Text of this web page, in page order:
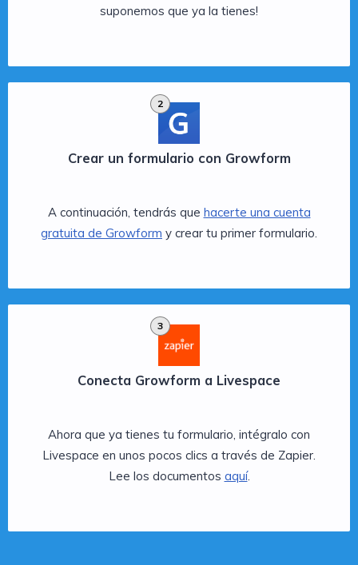
suponemos que ya la tienes!
2
Crear un formulario con Growform
A continuación, tendrás que hacerte una cuenta
gratuita de Growform y crear tu primer formulario.
3
Conecta Growform a Livespace
Ahora que ya tienes tu formulario, intégralo con
Livespace en unos pocos clics a través de Zapier.
Lee los documentos aquí.